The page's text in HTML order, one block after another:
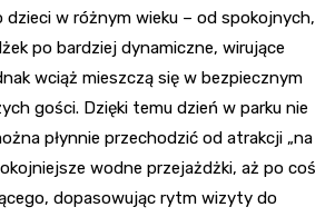
w różnym wieku – od spokojnych,
po bardziej dynamiczne, wirujące
wciąż mieszczą się w bezpiecznym
gości. Dzięki temu dzień w parku nie
płynnie przechodzić od atrakcji „na
wodne przejażdżki, aż po coś
dopasowując rytm wizyty do